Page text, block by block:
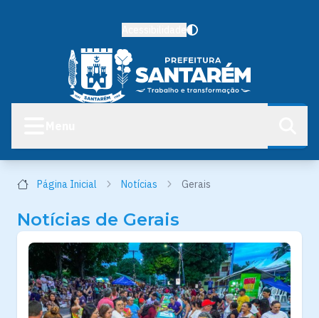
Página Inicial Notícias Gerais
Notícias de Gerais